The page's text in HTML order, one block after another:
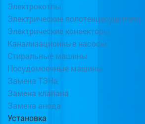
Электрокотлы
Электрические полотенцесушители
Электрические конвекторы
Канализационные насосы
Стиральные машины
Посудомоечные машины
Замена ТЭНа
Замена клапана
Замена анода
Установка